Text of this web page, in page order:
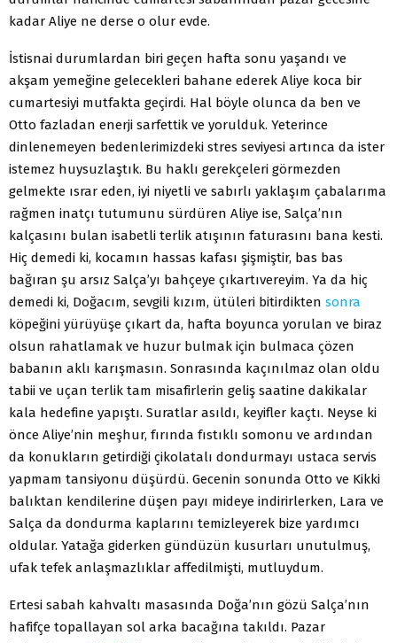
kadar Aliye ne derse o olur evde.
İstisnai durumlardan biri geçen hafta sonu yaşandı ve
akşam yemeğine gelecekleri bahane ederek Aliye koca bir
cumartesiyi mutfakta geçirdi. Hal böyle olunca da ben ve
Otto fazladan enerji sarfettik ve yorulduk. Yeterince
dinlenemeyen bedenlerimizdeki stres seviyesi artınca da ister
istemez huysuzlaştık. Bu haklı gerekçeleri görmezden
gelmekte ısrar eden, iyi niyetli ve sabırlı yaklaşım çabalarıma
rağmen inatçı tutumunu sürdüren Aliye ise, Salça’nın
kalçasını bulan isabetli terlik atışının faturasını bana kesti.
Hiç demedi ki, kocamın hassas kafası şişmiştir, bas bas
bağıran şu arsız Salça’yı bahçeye çıkartıvereyim. Ya da hiç
demedi ki, Doğacım, sevgili kızım, ütüleri bitirdikten sonra
köpeğini yürüyüşe çıkart da, hafta boyunca yorulan ve biraz
olsun rahatlamak ve huzur bulmak için bulmaca çözen
babanın aklı karışmasın. Sonrasında kaçınılmaz olan oldu
tabii ve uçan terlik tam misafirlerin geliş saatine dakikalar
kala hedefine yapıştı. Suratlar asıldı, keyifler kaçtı. Neyse ki
önce Aliye’nin meşhur, fırında fıstıklı somonu ve ardından
da konukların getirdiği çikolatalı dondurmayı ustaca servis
yapmam tansiyonu düşürdü. Gecenin sonunda Otto ve Kikki
balıktan kendilerine düşen payı mideye indirirlerken, Lara ve
Salça da dondurma kaplarını temizleyerek bize yardımcı
oldular. Yatağa giderken gündüzün kusurları unutulmuş,
ufak tefek anlaşmazlıklar affedilmişti, mutluydum.
Ertesi sabah kahvaltı masasında Doğa’nın gözü Salça’nın
hafifçe topallayan sol arka bacağına takıldı. Pazar